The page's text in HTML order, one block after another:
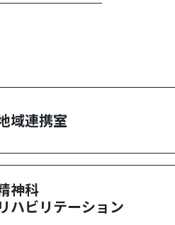
域連携室
神科
ハビリテーション